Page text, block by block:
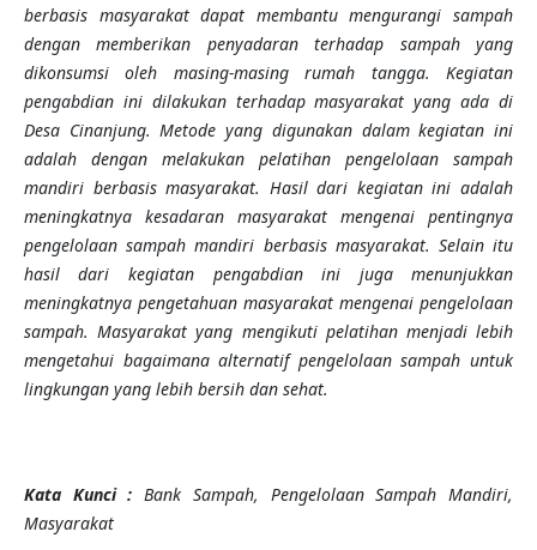
berbasis masyarakatdapat membantu mengurangi sampah
dengan memberikan penyadaran terhadap sampah yang
dikonsumsi oleh masing-masing rumah tangga. Kegiatan
pengabdianini dilakukan terhadap masyarakat yang ada di
Desa Cinanjung. Metode yang digunakan dalam kegiatan ini
adalah dengan melakukan pelatihan pengelolaan sampah
mandiri berbasis masyarakat. Hasil dari kegiatan ini adalah
meningkatnya kesadaran masyarakat mengenai pentingnya
pengelolaan sampah mandiri berbasis masyarakat. Selain itu
hasil dari kegiatan pengabdian ini juga menunjukkan
meningkatnya pengetahuan masyarakat mengenai pengelolaan
sampah.Masyarakatyang mengikuti pelatihan menjadi lebih
mengetahui bagaimana alternatif pengelolaan sampah untuk
lingkungan yang lebih bersih dan sehat.
Kata Kunci :Bank Sampah, Pengelolaan Sampah Mandiri,
Masyarakat